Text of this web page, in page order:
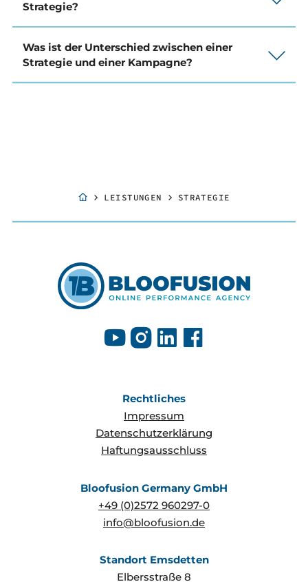
Strategie?
Was ist der Unterschied zwischen einer
Strategie und einer Kampagne?
LEISTUNGEN STRATEGIE
Rechtliches
Impressum
Datenschutzerklärung
Haftungsausschluss
Bloofusion Germany GmbH
+49 (0)2572 960297-0
info@bloofusion.de
Standort Emsdetten
Elbersstraße 8